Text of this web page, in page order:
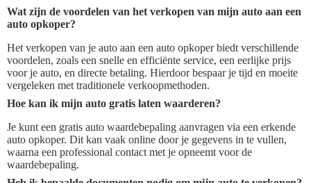
Wat zijn de voordelen van het verkopen van mijn auto aan een
auto opkoper?
Het verkopen van je auto aan een auto opkoper biedt verschillende
voordelen, zoals een snelle en efficiënte service, een eerlijke prijs
voor je auto, en directe betaling. Hierdoor bespaar je tijd en moeite
vergeleken met traditionele verkoopmethoden.
Hoe kan ik mijn auto gratis laten waarderen?
Je kunt een gratis auto waardebepaling aanvragen via een erkende
auto opkoper. Dit kan vaak online door je gegevens in te vullen,
waarna een professional contact met je opneemt voor de
waardebepaling.